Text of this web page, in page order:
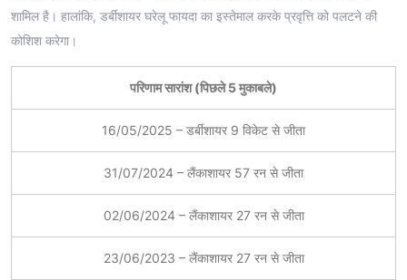
शामिल है। हालांकि, डर्बीशायर घरेलू फायदा का इस्तेमाल करके प्रवृत्ति को पलटने की
कोशिश करेगा।
परिणाम सारांश (पिछले 5 मुकाबले)
16/05/2025 – डर्बीशायर 9 विकेट से जीता
31/07/2024 – लैंकाशायर 57 रन से जीता
02/06/2024 – लैंकाशायर 27 रन से जीता
23/06/2023 – लैंकाशायर 27 रन से जीता